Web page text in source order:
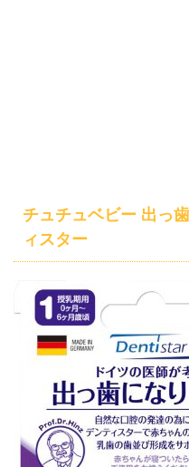
チュチュベビー 出っ
ィスター